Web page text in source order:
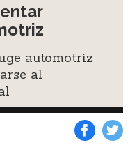
automotriz
al